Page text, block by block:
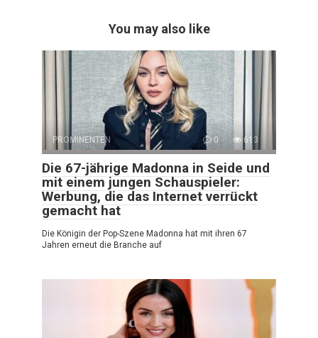
You may also like
PROMINENTEN 0 613
Die 67-jährige Madonna in Seide und
mit einem jungen Schauspieler:
Werbung, die das Internet verrückt
gemacht hat
Die Königin der Pop-Szene Madonna hat mit ihren 67
Jahren erneut die Branche auf